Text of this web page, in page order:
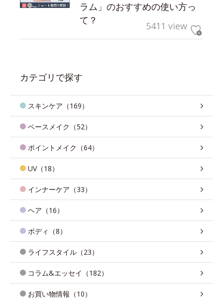
ラム」のおすすめの使い方っ
て？
5411 view
カテゴリで探す
スキンケア（169）
ベースメイク（52）
ポイントメイク（64）
UV（18）
インナーケア（33）
ヘア（16）
ボディ（8）
ライフスタイル（23）
コラム&エッセイ（182）
お買い物情報（10）